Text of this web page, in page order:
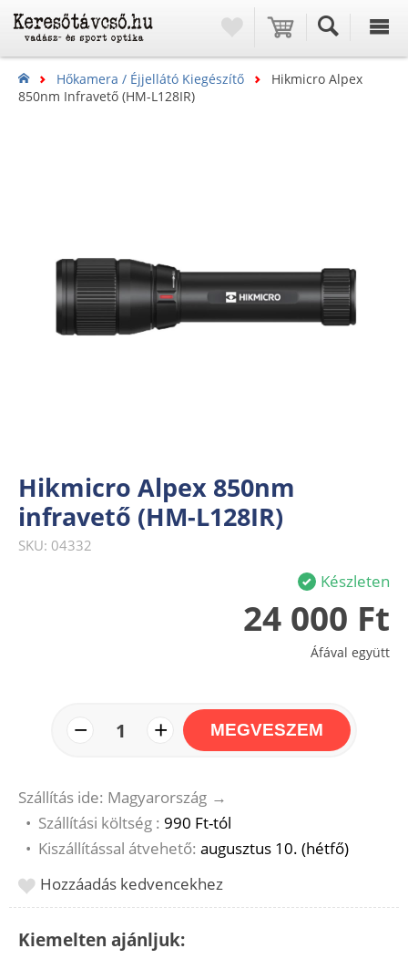
Hőkamera / Éjjellátó Kiegészítő
Hikmicro Alpex
850nm Infravető (HM-L128IR)
Hikmicro Alpex 850nm
infravető (HM-L128IR)
SKU: 04332
Készleten
24 000 Ft
Áfával együtt
− 1 + MEGVESZEM
Szállítás ide: Magyarország →
• Szállítási költség : 990 Ft-tól
• Kiszállítással átvehető: augusztus 10. (hétfő)
Hozzáadás kedvencekhez
Kiemelten ajánljuk: